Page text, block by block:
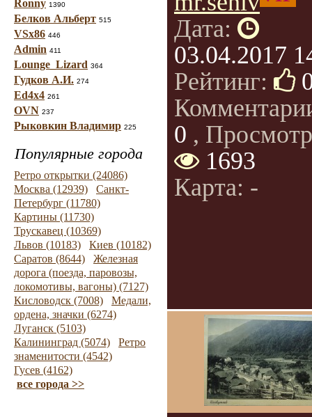
Ronny 1390
Белков Альберт 515
VSx86 446
Admin 411
Lounge_Lizard 364
Гудков А.И. 274
Ed4x4 261
OVN 237
Рыковкин Владимир 225
Популярные города
Ретро открытки (24086)
Москва (12939)
Санкт-
Петербург (11780)
Картины (11730)
Трускавец (10369)
Львов (10183)
Киев (10182)
Саратов (8644)
Железная
дорога (поезда, паровозы,
локомотивы, вагоны) (7127)
Кисловодск (7008)
Медали,
ордена, значки (6274)
Луганск (5103)
Калининград (5074)
Ретро
знаменитости (4542)
Гусев (4162)
все города >>
Дата:
03.04.2017
Рейтинг:
0 ,
1693
Карта: -